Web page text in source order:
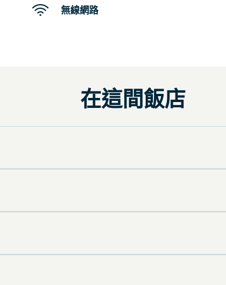
無線網路
在這間飯店